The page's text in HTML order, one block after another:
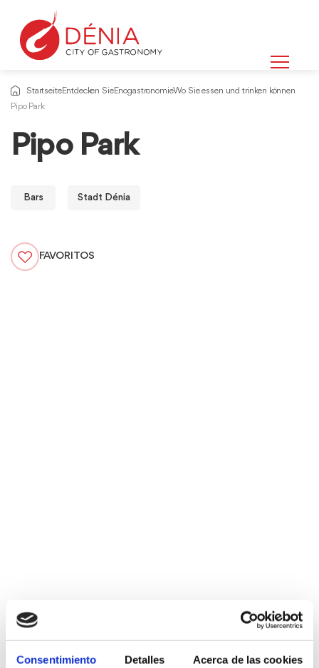
Consentimiento Detalles Acerca de las cookies
StartseiteEntdecken SieEnogastronomieWo Sie essen und trinken können
Pipo Park
Pipo Park
Bars Stadt Dénia
FAVORITOS